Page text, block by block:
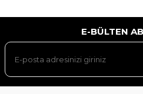
E-BÜLTEN